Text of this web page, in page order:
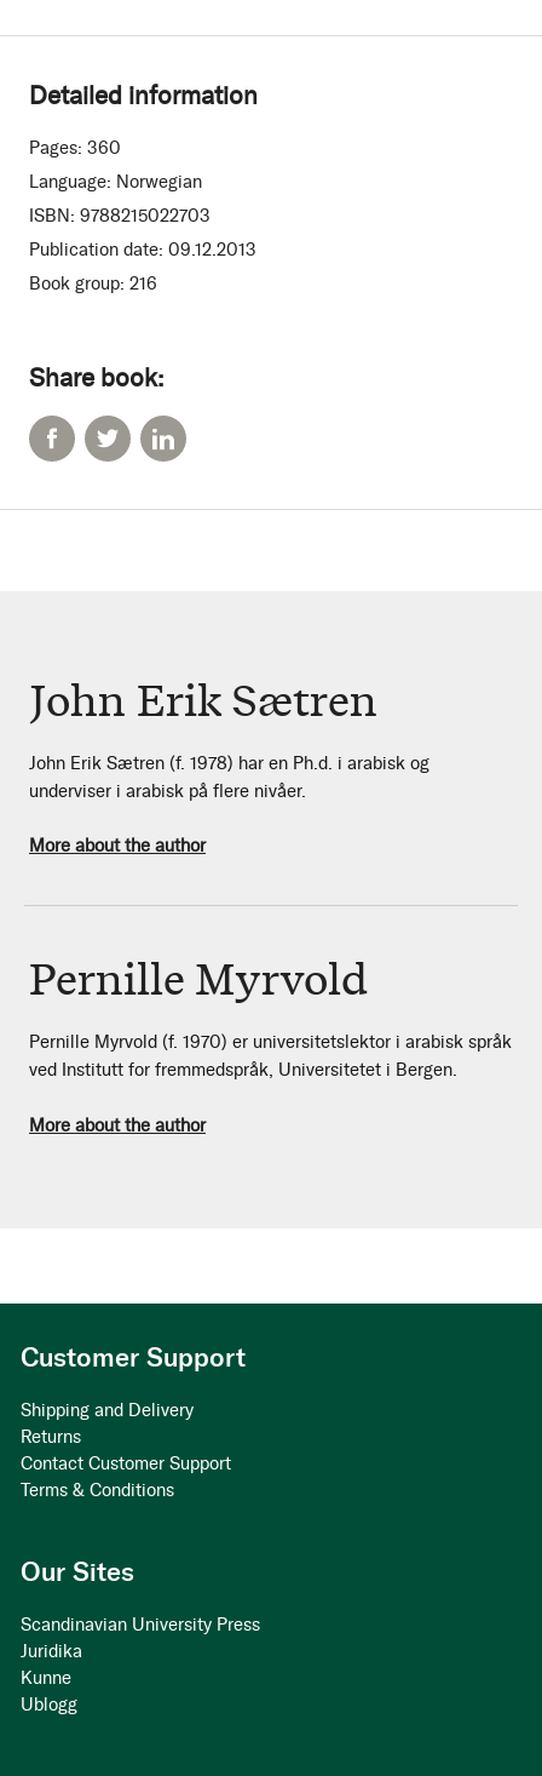
Share book:
Detailed information
Pages: 360
Language: Norwegian
ISBN: 9788215022703
Publication date: 09.12.2013
Book group: 216
John Erik Sætren
John Erik Sætren (f. 1978) har en Ph.d. i arabisk og
underviser i arabisk på flere nivåer.
More about the author
Pernille Myrvold
Pernille Myrvold (f. 1970) er universitetslektor i arabisk språk
ved Institutt for fremmedspråk, Universitetet i Bergen.
More about the author
Customer Support
Shipping and Delivery
Returns
Contact Customer Support
Terms & Conditions
Our Sites
Scandinavian University Press
Juridika
Kunne
Ublogg